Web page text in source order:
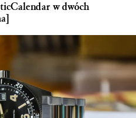
w dwóch